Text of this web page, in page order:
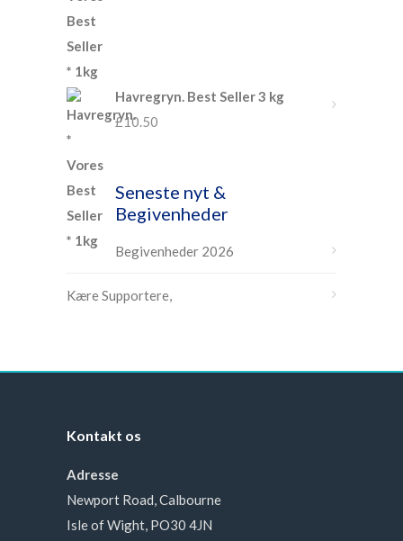
Havregryn. Best Seller 3 kg
£10.50
Seneste nyt &
Begivenheder
Begivenheder 2026
Kære Supportere,
Kontakt os
Adresse
Newport Road, Calbourne
Isle of Wight, PO30 4JN